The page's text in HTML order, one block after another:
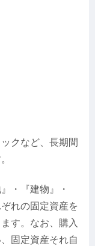
クなど、長期間
』・『建物』・
れの固定資産を
す。なお、購入
、固定資産それ自